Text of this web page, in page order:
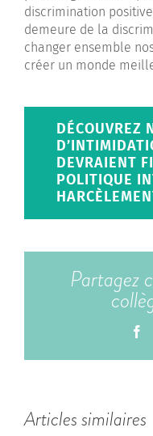
discrimination
demeure de la
changer ensemble
créer un monde
DÉCOUVREZ
DEVRAIENT
POLITIQUE
Partagez
Articles similaires